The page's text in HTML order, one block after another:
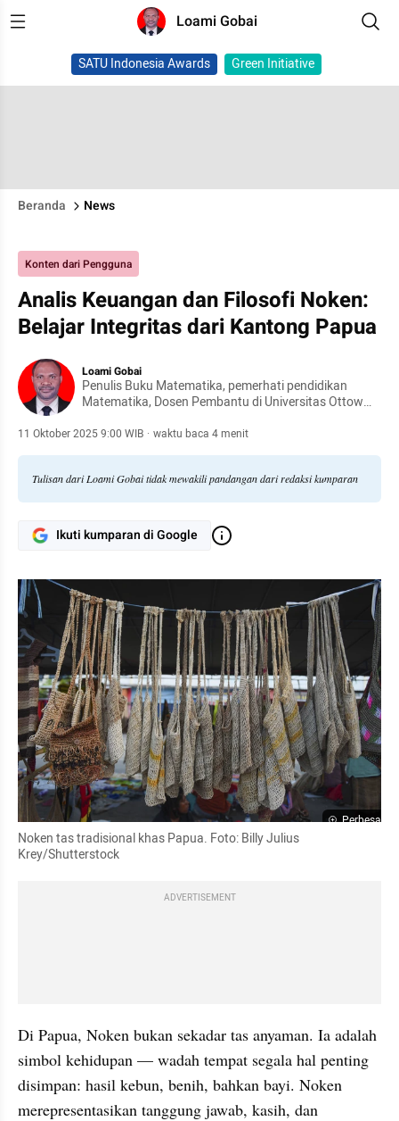
Loami Gobai
SATU Indonesia Awards Green Initiative
Beranda News
Konten dari Pengguna
Analis Keuangan dan Filosofi Noken:
Belajar Integritas dari Kantong Papua
Loami Gobai
Penulis Buku Matematika, pemerhati pendidikan
Matematika, Dosen Pembantu di Universitas Ottow
11 Oktober 2025 9:00 WIB · waktu baca 4 menit
Tulisan dari Loami Gobai tidak mewakili pandangan dari redaksi kumparan
Ikuti kumparan di Google
Perbesar
Noken tas tradisional khas Papua. Foto: Billy Julius
Krey/Shutterstock
ADVERTISEMENT
Di Papua, Noken bukan sekadar tas anyaman. Ia adalah
simbol kehidupan — wadah tempat segala hal penting
disimpan: hasil kebun, benih, bahkan bayi. Noken
merepresentasikan tanggung jawab, kasih, dan